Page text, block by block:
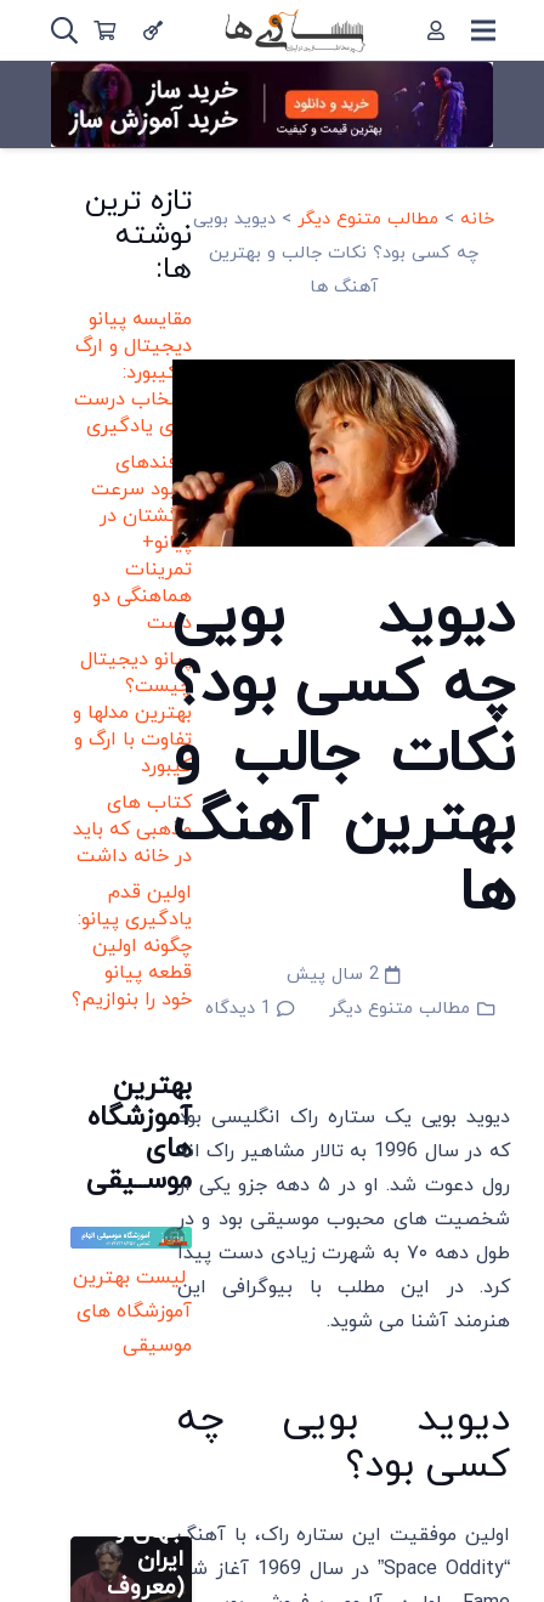
خانه > مطالب متنوع دیگر >دیوید بویی
چه کسی بود؟ نکات جالب و بهترین
آهنگ ها
دیوید بویی
چه کسی بود؟
نکات جالب و
بهترین آهنگ
ها
2 سال پیش
مطالب متنوع دیگر
1 دیدگاه
دیوید بویی یک ستاره راک انگلیسی بود
که در سال 1996 به تالار مشاهیر راک اند
رول دعوت شد. او در ۵ دهه جزو یکی از
شخصیت‌ های محبوب موسیقی بود و در
طول دهه ۷۰ به شهرت زیادی دست پیدا
کرد. در این مطلب با بیوگرافی این
هنرمند آشنا می شوید.
دیوید بویی چه
کسی بود؟
اولین موفقیت این ستاره راک، با آهنگ
“Space Oddity” در سال 1969 آغاز شد.
تازه ترین
نوشته
ها:
مقایسه پیانو
دیجیتال و ارگ
و کیبورد:
انتخاب درست
برای یادگیری
ترفندهای
بهبود سرعت
انگشتان در
پیانو+
تمرینات
هماهنگی دو
دست
پیانو دیجیتال
چیست؟
بهترین مدلها و
تفاوت با ارگ و
کیبورد
کتاب های
مذهبی که باید
در خانه داشت
اولین قدم
یادگیری پیانو:
چگونه اولین
قطعه پیانو
خود را بنوازیم؟
بهترین
آموزشگاه
های
موســیقی
لیست بهترین
آموزشگاه های
موسیقی
جهان و
ایران
(معروف
تار
20 بهترین